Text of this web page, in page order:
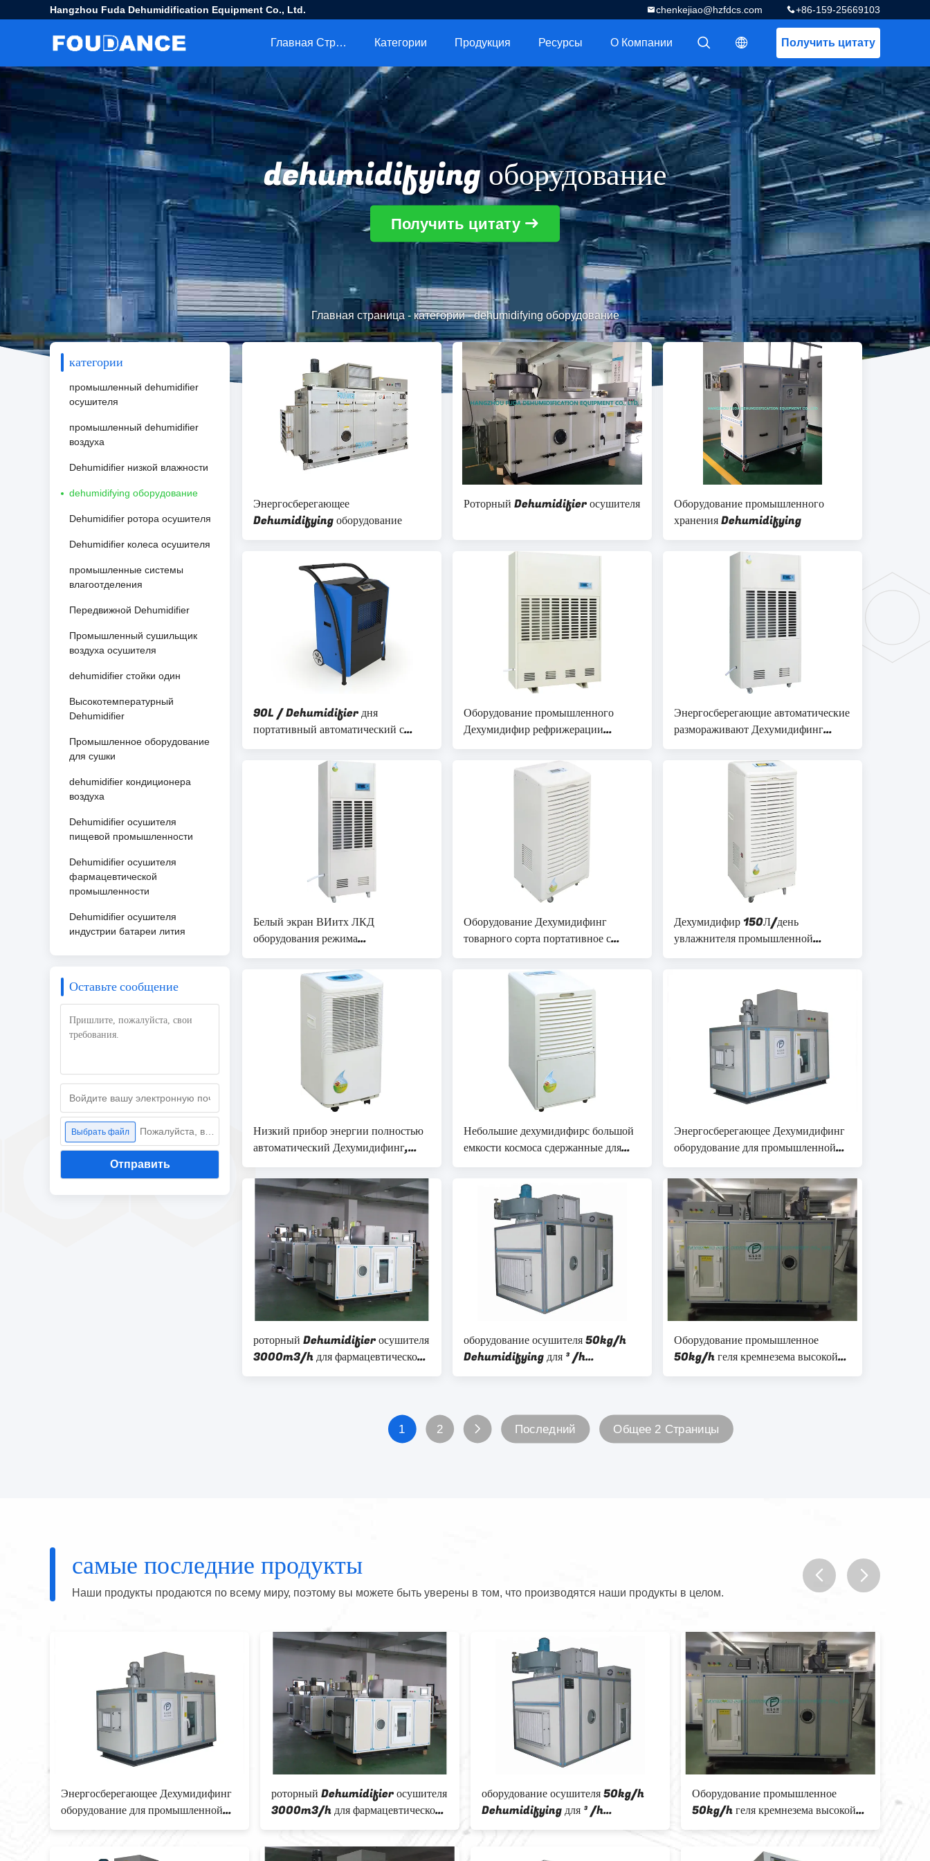
Hangzhou Fuda Dehumidification Equipment Co., Ltd. +86-159-25669103
chenkejiao@hzfdcs.com
Получить цитату
描述
描述
Главная Страница Категории Продукция Ресурсы О Компании
dehumidifying оборудование
Получить цитату
Главная страница - категории-dehumidifying оборудование
категории
промышленный dehumidifier
осушителя
промышленный dehumidifier
воздуха
Dehumidifier низкой влажности
dehumidifying оборудование
Dehumidifier ротора осушителя
Dehumidifier колеса осушителя
промышленные системы
влагоотделения
Передвижной Dehumidifier
Промышленный сушильщик
воздуха осушителя
dehumidifier стойки один
Высокотемпературный
Dehumidifier
Промышленное оборудование
для сушки
dehumidifier кондиционера
воздуха
Dehumidifier осушителя
пищевой промышленности
Dehumidifier осушителя
фармацевтической
промышленности
Dehumidifier осушителя
индустрии батареи лития
Оставьте сообщение
Выбрать файл
Отправить
Энергосберегающее
Dehumidifying оборудование
Роторный Dehumidifier осушителя
Оборудование промышленного
хранения Dehumidifying
90L / Dehumidifier дня
портативный автоматический с
дисплеем СИД
Оборудование промышленного
Дехумидифир рефрижерации
Дехумидифинг на РХ 50% хранения
Энергосберегающие автоматические
размораживают Дехумидифинг
оборудование с емкостью 10кг/х
Белый экран ВИитх ЛКД
оборудования режима
автоматического управления
Дехумидифинг
Оборудование Дехумидифинг
товарного сорта портативное с
дисплеем СИД 130Л/днем
Дехумидифир 150Л/день
увлажнителя промышленной
рефрижерации высокой
Низкий прибор энергии полностью
автоматический Дехумидифинг,
температура 5-38℃ работы
Небольшие дехумидифирс большой
емкости космоса сдержанные для
быстрой и легкой установки
Энергосберегающее Дехумидифинг
оборудование для промышленной
емкости запоминающего устройства
7.2кг/х
роторный Dehumidifier осушителя
3000m3/h для фармацевтической
промышленности 23.8kg/h
оборудование осушителя 50kg/h
Dehumidifying для ³ /h
фармацевтической промышленности
Оборудование промышленное
50kg/h геля кремнезема высокой
эффективности Dehumidifying
1 2 Последний Общее 2 Страницы
самые последние продукты
Наши продукты продаются по всему миру, поэтому вы можете быть уверены в том, что производятся наши продукты в целом.
50kg/h
промышленности
Оборудование промышленное
50kg/h геля кремнезема высокой
эффективности Dehumidifying
90L / Dehumidifier дня
портативный автоматический с
дисплеем СИД
Оборудование промышленного
Дехумидифир рефрижерации
Дехумидифинг на РХ 50% хранения
Энергосберегающие автоматические
размораживают Дехумидифинг
оборудование с емкостью 10кг/х